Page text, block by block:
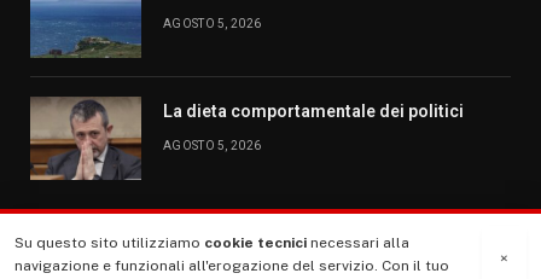
AGOSTO 5, 2026
La dieta comportamentale dei politici
AGOSTO 5, 2026
MENU ×
Su questo sito utilizziamo cookie tecnici necessari alla
navigazione e funzionali all'erogazione del servizio. Con il tuo